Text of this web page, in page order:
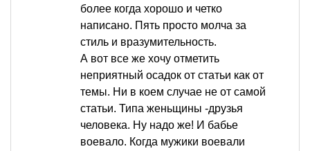
более когда хорошо и четко
написано. Пять просто молча за
стиль и вразумительность.
А вот все же хочу отметить
неприятный осадок от статьи как от
темы. Ни в коем случае не от самой
статьи. Типа женьщины -друзья
человека. Ну надо же! И бабье
воевало. Когда мужики воевали